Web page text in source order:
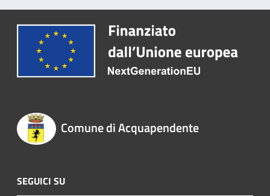
Comune di Acquapendente
SEGUICI SU